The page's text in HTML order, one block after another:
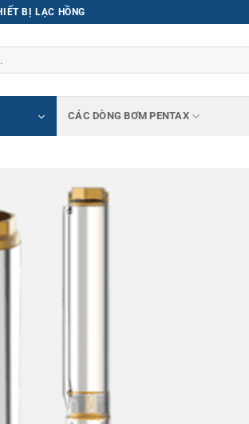
BỊ LẠC HỒNG
CÁC DÒNG BƠM PENTAX